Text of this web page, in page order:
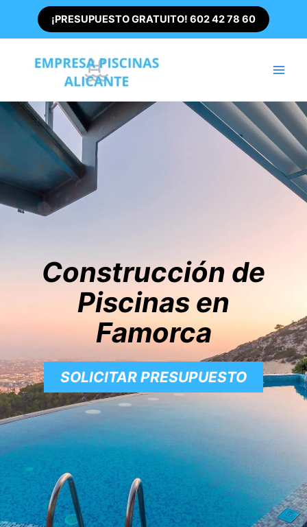
contenido
¡PRESUPUESTO GRATUITO! 602 42 78 60
Construcción de
Piscinas en
Famorca
SOLICITAR PRESUPUESTO